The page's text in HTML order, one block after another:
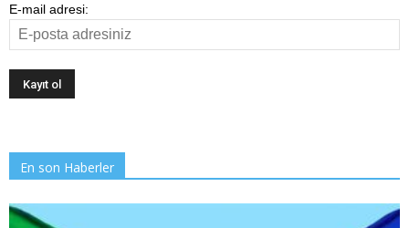
E-mail adresi:
En son Haberler